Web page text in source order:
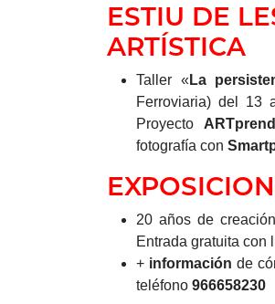
ESTIU DE
ARTÍSTICA
Taller « La
Ferroviaria) del
Proyecto
fotografía con
20 años de
Entrada gratuita con
+ información de
teléfono 966658230